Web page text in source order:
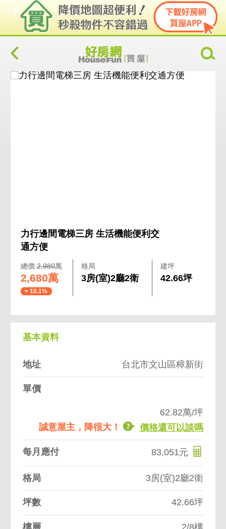
力行邊間電梯三房 生活機能便利交
通方便
總價2,980萬
2,680萬
10.1%
格局
3房(室)2廳2衛
建坪
42.66坪
基本資料
地址 台北市文山區樟新街
單價
62.82萬/坪
誠意屋主，降很大！
價格還可以談嗎
每月應付 83,051元
格局 3房(室)2廳2衛
坪數 42.66坪
樓層 2/8樓